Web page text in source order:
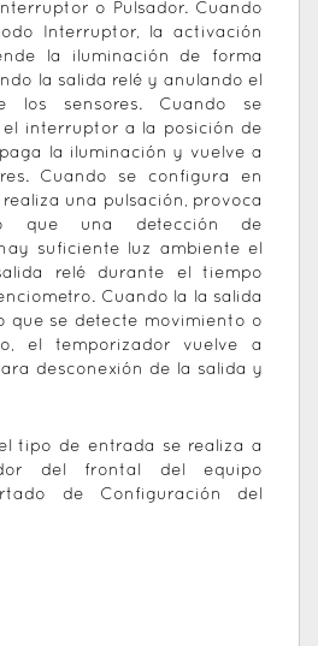
o Pulsador. Cuando
Interruptor, la activación
la iluminación de forma
la salida relé y anulando el
los sensores. Cuando se
interruptor a la posición de
la iluminación y vuelve a
Cuando se configura en
realiza una pulsación, provoca
que una detección de
suficiente luz ambiente el
relé durante el tiempo
Cuando la la salida
que se detecte movimiento o
el temporizador vuelve a
desconexión de la salida y
tipo de entrada se realiza a
del frontal del equipo
de Configuración del